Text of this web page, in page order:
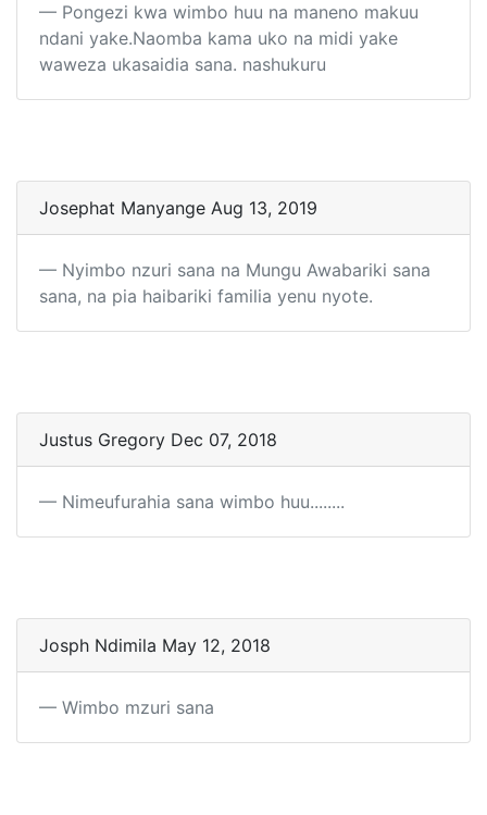
Pongezi kwa wimbo huu na maneno makuu
ndani yake.Naomba kama uko na midi yake
waweza ukasaidia sana. nashukuru
Josephat Manyange Aug 13, 2019
Nyimbo nzuri sana na Mungu Awabariki sana
sana, na pia haibariki familia yenu nyote.
Justus Gregory Dec 07, 2018
Nimeufurahia sana wimbo huu........
Josph Ndimila May 12, 2018
Wimbo mzuri sana